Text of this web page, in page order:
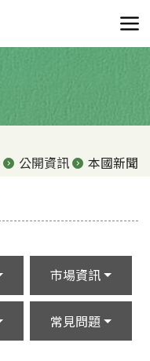
公開資訊 本國新聞
市場資訊
常見問題